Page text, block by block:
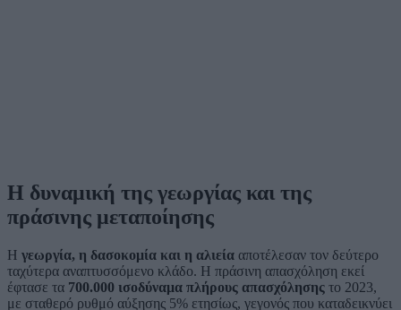
Η δυναμική της γεωργίας και της
πράσινης μεταποίησης
Η γεωργία, η δασοκομία και η αλιεία αποτέλεσαν τον δεύτερο
ταχύτερα αναπτυσσόμενο κλάδο. Η πράσινη απασχόληση εκεί
έφτασε τα 700.000 ισοδύναμα πλήρους απασχόλησης το 2023,
με σταθερό ρυθμό αύξησης 5% ετησίως, γεγονός που καταδεικνύει